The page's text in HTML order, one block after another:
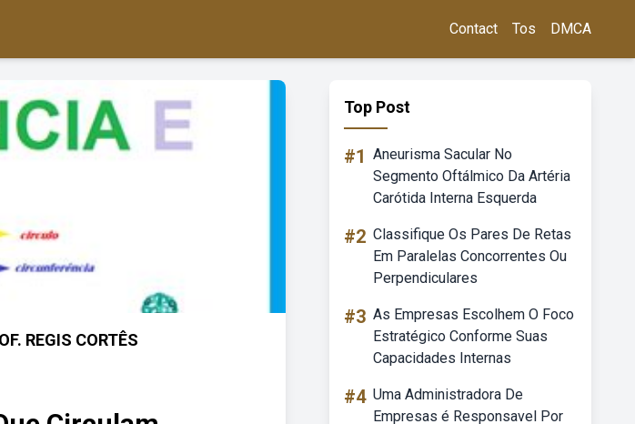
Contact Tos DMCA
REGIS CORTÊS
Top Post
#1 Aneurisma Sacular No
Segmento Oftálmico Da Artéria
Carótida Interna Esquerda
#2 Classifique Os Pares De Retas
Em Paralelas Concorrentes Ou
Perpendiculares
#3 As Empresas Escolhem O Foco
Estratégico Conforme Suas
Capacidades Internas
#4 Uma Administradora De
Empresas é Responsavel Por